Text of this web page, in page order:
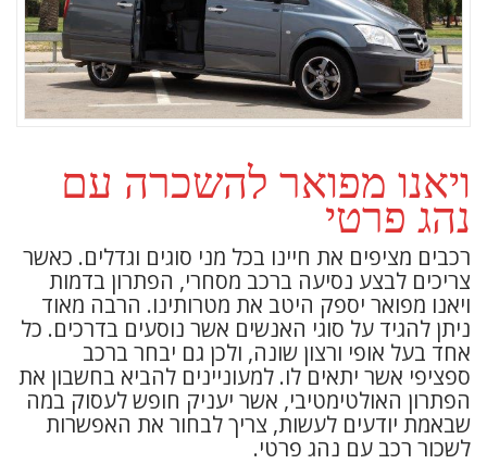
ויאנו מפואר להשכרה עם
נהג פרטי
רכבים מציפים את חיינו בכל מני סוגים וגדלים. כאשר
צריכים לבצע נסיעה ברכב מסחרי, הפתרון בדמות
ויאנו מפואר יספק היטב את מטרותינו. הרבה מאוד
ניתן להגיד על סוגי האנשים אשר נוסעים בדרכים. כל
אחד בעל אופי ורצון שונה, ולכן גם יבחר ברכב
ספציפי אשר יתאים לו. למעוניינים להביא בחשבון את
הפתרון האולטימטיבי, אשר יעניק חופש לעסוק במה
שבאמת יודעים לעשות, צריך לבחור את האפשרות
לשכור רכב עם נהג פרטי.